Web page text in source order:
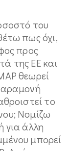
του
πως όχι,
προς
της ΕΕ και
θεωρεί
το
Νομίζω
για άλλη
μπορεί